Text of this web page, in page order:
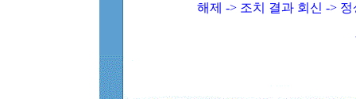
해제 -> 조치 결과 회신 ->